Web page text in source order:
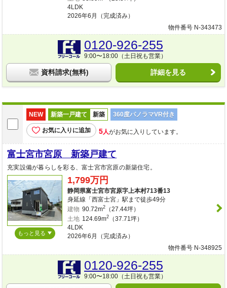
4LDK
2026年6月（完成済み）
物件番号 N-343473
0120-926-255
9:00〜18:00（土日祝も営業）
資料請求(無料) 詳細を見る
NEW 新築一戸建て 新築 360度パノラマVR付き
お気に入りに追加 5人がお気に入りしています。
富士宮市宮原 新築戸建て
充実設備が暮らしを彩る、富士宮市宮原の新築住宅。
もっと見る
1,799万円
静岡県富士宮市宮原字上本村713番13
身延線「西富士宮」駅まで徒歩49分
建物 90.72m2（27.44坪）
土地 124.69m2（37.71坪）
4LDK
2026年6月（完成済み）
物件番号 N-348925
0120-926-255
9:00〜18:00（土日祝も営業）